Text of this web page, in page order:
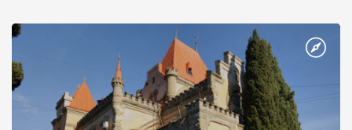
Ніжин греки?